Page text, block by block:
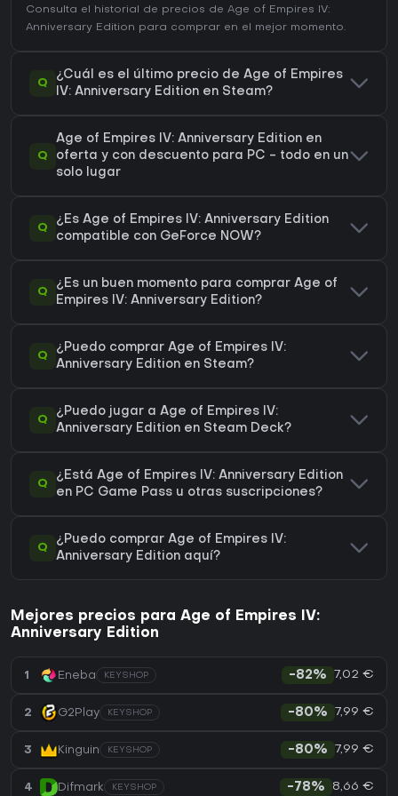
Consulta el
historial de precios de Age of Empires IV:
Anniversary Edition para comprar en el mejor momento.
Q
¿Cuál es el último precio de Age of Empires
IV: Anniversary Edition en Steam?
Q
Age of Empires IV: Anniversary Edition en
oferta y con descuento para PC - todo en un
solo lugar
Q
¿Es Age of Empires IV: Anniversary Edition
compatible con GeForce NOW?
Q
¿Es un buen momento para comprar Age of
Empires IV: Anniversary Edition?
Q
¿Puedo comprar Age of Empires IV:
Anniversary Edition en Steam?
Q
¿Puedo jugar a Age of Empires IV:
Anniversary Edition en Steam Deck?
Q
¿Está Age of Empires IV: Anniversary Edition
en PC Game Pass u otras suscripciones?
Q
¿Puedo comprar Age of Empires IV:
Anniversary Edition aquí?
Mejores precios para Age of Empires IV:
Anniversary Edition
1 Eneba KEYSHOP -82% 7,02 €
2 G2Play KEYSHOP -80% 7,99 €
3 Kinguin KEYSHOP -80% 7,99 €
4 Difmark KEYSHOP -78% 8,66 €